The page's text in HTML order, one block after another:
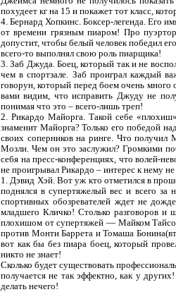
похудеет кг на 15 и покажет тот класс,
4. Бернард Хопкинс. Боксер-легенда. Его
от времени грязным пиаром! Про
допустит, чтобы белый человек победил
всего-то выполнял свою роль пиарщика!
3. Заб Джуда. Боец, который так и не
чем в спортзале. Заб проиграл каждый
говорун, который перед боем очень
вами видим, что исправить Джуду не
понимая что это – всего-лишь треп!
2. Рикардо Майорга. Такой себе
знаменит Майорга? Только его победой
своих соперников на ринге. Что
Мозли. Чем он это заслужил? Громкими
себя на пресс-конференциях, что волей-
не проигрывал Рикардо – интерес к нему
1. Дэвид Хэй. Вот уж кто отметился в
поднялся в супертяжелый вес и всего за
спортивных обозревателей ждет не
младшего Кличко! Столько разговоров и
плохишом от супертяжей — Майком
против Монти Баррета и Томаша
вот как бы без пиара боец, который
никто не знает!
Сколько будет существовать
получается не так эффектно, как у
делать нечего!